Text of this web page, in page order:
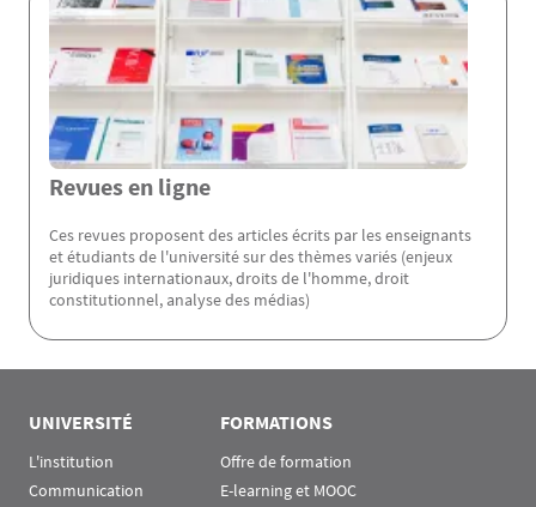
Revues en ligne
Ces revues proposent des articles écrits par les enseignants
et étudiants de l'université sur des thèmes variés (enjeux
juridiques internationaux, droits de l'homme, droit
constitutionnel, analyse des médias)
UNIVERSITÉ
L'institution
Communication
FORMATIONS
Offre de formation
E-learning et MOOC